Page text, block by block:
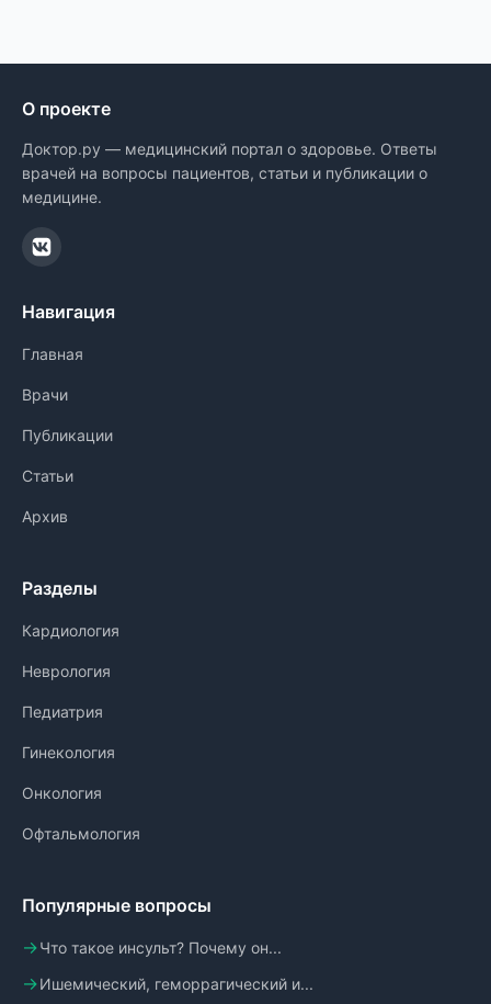
О проекте
Доктор.ру — медицинский портал о здоровье. Ответы
врачей на вопросы пациентов, статьи и публикации о
медицине.
Навигация
Главная
Врачи
Публикации
Статьи
Архив
Разделы
Кардиология
Неврология
Педиатрия
Гинекология
Онкология
Офтальмология
Популярные вопросы
Что такое инсульт? Почему он...
Ишемический, геморрагический и...